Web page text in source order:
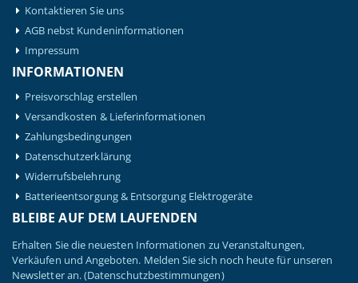
Kontaktieren Sie uns
AGB nebst Kundeninformationen
Impressum
INFORMATIONEN
Preisvorschlag erstellen
Versandkosten & Lieferinformationen
Zahlungsbedingungen
Datenschutzerklärung
Widerrufsbelehrung
Batterieentsorgung & Entsorgung Elektrogeräte
BLEIBE AUF DEM LAUFENDEN
Erhalten Sie die neuesten Informationen zu Veranstaltungen,
Verkäufen und Angeboten. Melden Sie sich noch heute für unseren
Newsletter an.(Datenschutzbestimmungen)